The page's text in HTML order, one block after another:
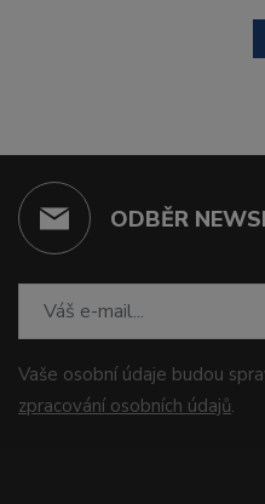
ODBĚR
Vaše osobní údaje budou
zpracování osobních údajů.